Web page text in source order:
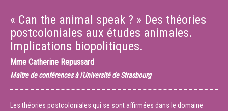
« Can the animal speak ? » Des théories
postcoloniales aux études animales.
Implications biopolitiques.
Mme Catherine Repussard
Maître de conférences à l'Université de Strasbourg
Les théories postcoloniales qui se sont affirmées dans le domaine